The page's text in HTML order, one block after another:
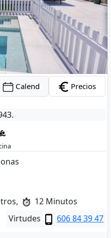
Calend Precios
12 Minutos
Virtudes
606 84 39 47